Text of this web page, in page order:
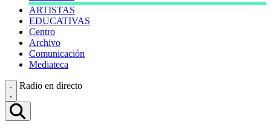
ARTISTAS
EDUCATIVAS
Centro
Archivo
Comunicación
Mediateca
Radio en directo